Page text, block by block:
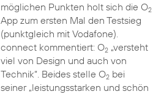
möglichen Punkten holt sich die O2
App zum ersten Mal den Testsieg
(punktgleich mit Vodafone).
connect kommentiert: O2„versteht
viel von Design und auch von
Technik“. Beides stelle O2bei
seiner „leistungsstarken und schön